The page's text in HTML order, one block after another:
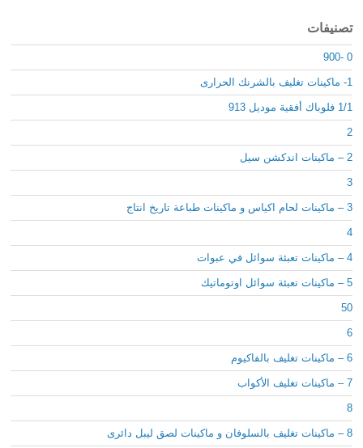
تصنيفات
0 -900
1- ماكينات تغليف بالشرنك الحرارى
1/1 فلوباك أفقية موديل 913
2
2 – ماكينات اندكشن سيل
3
3 – ماكينات لحام اكياس و ماكينات طباعة تاريخ انتاج
4
4 – ماكينات تعبئة سوائل في عبوات
5 – ماكينات تعبئة سوائل اوتوماتيك
50
6
6 – ماكينات تغليف بالفاكيوم
7 – ماكينات تغليف الأكواب
8
8 – ماكينات تغليف بالسلوفان و ماكينات لصق ليبل دائرى